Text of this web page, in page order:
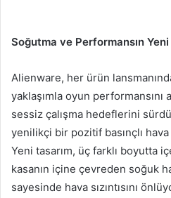
Soğutma ve Performansın
Alienware, her ürün
yaklaşımla oyun performansını
sessiz çalışma hedeflerini
yenilikçi bir pozitif basınçlı
Yeni tasarım, üç farklı boyutta
kasanın içine çevreden soğuk
sayesinde hava sızıntısını